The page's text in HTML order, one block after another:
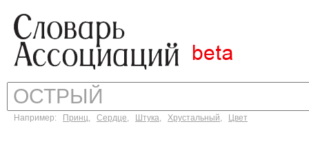
Например: Принц, Сердце, Штука, Хрустальный, Цвет